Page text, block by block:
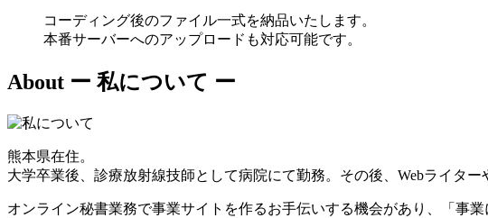
コーディング後のファイル一式を納品いたします。
本番サーバーへのアップロードも対応可能です。
About ー 私について ー
熊本県在住。
大学卒業後、診療放射線技師として病院にて勤務。その後、Webライタ
オンライン秘書業務で事業サイトを作るお手伝いする機会があり、「事